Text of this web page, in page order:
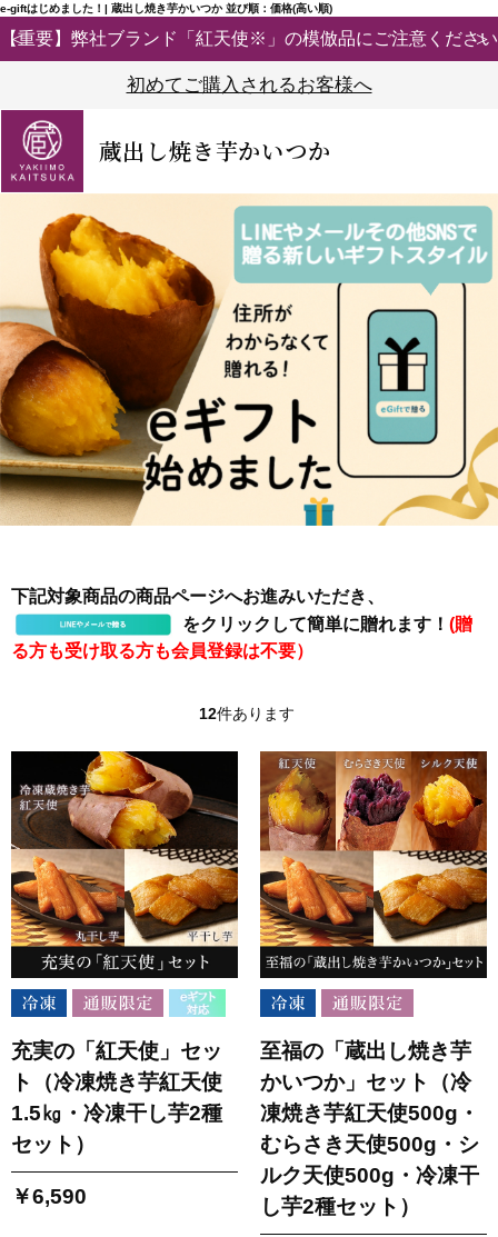
e-giftはじめました！| 蔵出し焼き芋かいつか 並び順：価格(高い順)
【重要】弊社ブランド「紅天使※」の模倣品にご注意ください
初めてご購入されるお客様へ
蔵出し焼き芋かいつか
下記対象商品の商品ページへお進みいただき、
をクリックして簡単に贈れます！ (贈
る方も受け取る方も会員登録は不要）
12件あります
充実の「紅天使」セッ
ト（冷凍焼き芋紅天使
1.5㎏・冷凍干し芋2種
セット）
￥6,590
至福の「蔵出し焼き芋
かいつか」セット（冷
凍焼き芋紅天使500g・
むらさき天使500g・シ
ルク天使500g・冷凍干
し芋2種セット）